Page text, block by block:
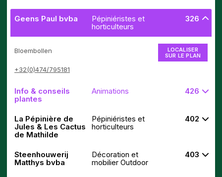
Geens Paul bvba
Pépiniéristes et
horticulteurs
326
Bloembollen
+32(0)474/795181
LOCALISER
SUR LE PLAN
Info & conseils
plantes
Animations 426
La Pépinière de
Jules & Les Cactus
de Mathilde
Pépiniéristes et
horticulteurs
402
Steenhouwerij
Matthys bvba
Décoration et
mobilier Outdoor
403